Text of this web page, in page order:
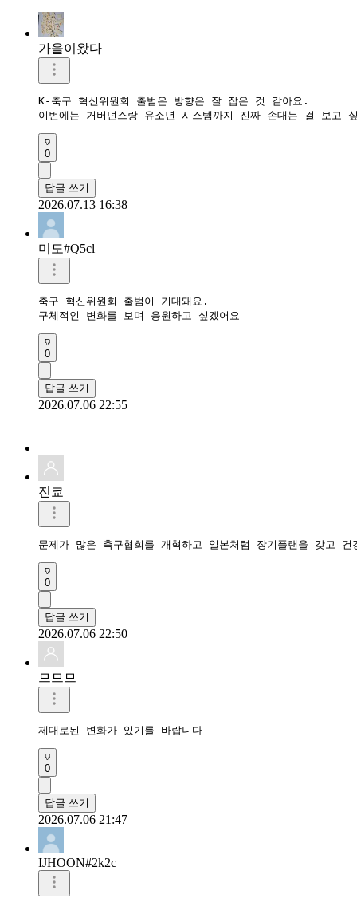
가을이왔다
K-축구 혁신위원회 출범은 방향은 잘 잡은 것 같아요.
이번에는 거버넌스랑 유소년 시스템까지 진짜 손대는 걸 보고
0
답글 쓰기
2026.07.13 16:38
미도#Q5cl
축구 혁신위원회 출범이 기대돼요.
구체적인 변화를 보며 응원하고 싶겠어요
0
답글 쓰기
2026.07.06 22:55
진쿄
문제가 많은 축구협회를 개혁하고 일본처럼 장기플랜을 갖고
0
답글 쓰기
2026.07.06 22:50
므므므
제대로된 변화가 있기를 바랍니다
0
답글 쓰기
2026.07.06 21:47
IJHOON#2k2c